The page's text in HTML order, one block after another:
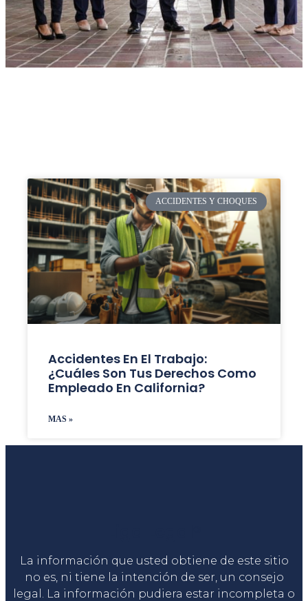
ACCIDENTES Y CHOQUES
Accidentes En El Trabajo:
¿Cuáles Son Tus Derechos Como
Empleado En California?
MAS »
La información que usted obtiene de este sitio
no es, ni tiene la intención de ser, un consejo
legal. La información pudiera estar incompleta o